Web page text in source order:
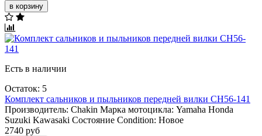
в корзину
Есть в наличии
Остаток: 5
Комплект сальников и пыльников передней вилки CH56-141
Производитель: Chakin Марка мотоцикла: Yamaha Honda
Suzuki Kawasaki Состояние Condition: Новое
2740 руб